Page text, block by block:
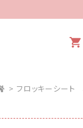
> フロッキーシー